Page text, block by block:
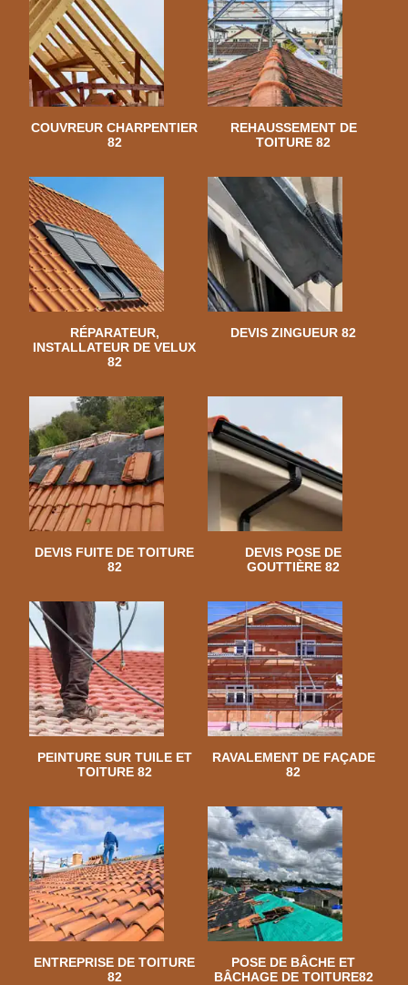
COUVREUR CHARPENTIER
82
REHAUSSEMENT DE
TOITURE 82
RÉPARATEUR,
INSTALLATEUR DE VELUX
82
DEVIS ZINGUEUR 82
DEVIS FUITE DE TOITURE
82
DEVIS POSE DE
GOUTTIÈRE 82
PEINTURE SUR TUILE ET
TOITURE 82
RAVALEMENT DE FAÇADE
82
ENTREPRISE DE TOITURE
82
POSE DE BÂCHE ET
BÂCHAGE DE TOITURE82